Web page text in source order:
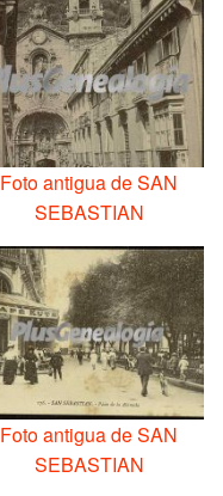
Foto antigua de SAN
SEBASTIAN
Foto antigua de SAN
SEBASTIAN